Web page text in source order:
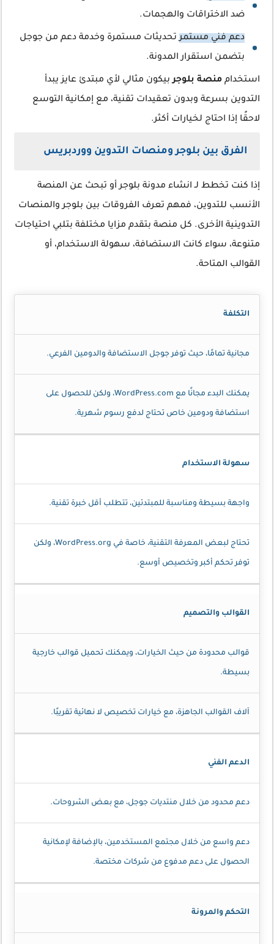
ضد الاختراقات والهجمات.
دعم فني مستمرتحديثات مستمرة وخدمة دعم من جوجل
بتضمن استقرار المدونة.
استخدام منصة بلوجربيكون مثالي لأي مبتدئ عايز يبدأ
التدوين بسرعة وبدون تعقيدات تقنية، مع إمكانية التوسع
لاحقًا إذا احتاج لخيارات أكثر.
الفرق بين بلوجر ومنصات التدوين ووردبريس
إذا كنت تخطط لـ انشاء مدونة بلوجر أو تبحث عن المنصة
الأنسب للتدوين، فمهم تعرف الفروقات بين بلوجر والمنصات
التدوينية الأخرى. كل منصة بتقدم مزايا مختلفة بتلبي احتياجات
متنوعة، سواء كانت الاستضافة، سهولة الاستخدام، أو
القوالب المتاحة.
التكلفة
مجانية تمامًا، حيث توفر جوجل الاستضافة والدومين الفرعي.
يمكنك البدء مجانًا مع WordPress.com، ولكن للحصول على
استضافة ودومين خاص تحتاج لدفع رسوم شهرية.
سهولة الاستخدام
واجهة بسيطة ومناسبة للمبتدئين، تتطلب أقل خبرة تقنية.
تحتاج لبعض المعرفة التقنية، خاصة في WordPress.org، ولكن
توفر تحكم أكبر وتخصيص أوسع.
القوالب والتصميم
قوالب محدودة من حيث الخيارات، ويمكنك تحميل قوالب خارجية
بسيطة.
آلاف القوالب الجاهزة، مع خيارات تخصيص لا نهائية تقريبًا.
الدعم الفني
دعم محدود من خلال منتديات جوجل، مع بعض الشروحات.
دعم واسع من خلال مجتمع المستخدمين، بالإضافة لإمكانية
الحصول على دعم مدفوع من شركات مختصة.
التحكم والمرونة